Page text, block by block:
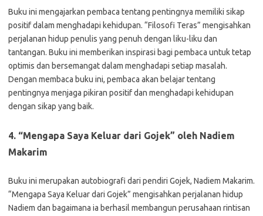
Buku ini mengajarkan pembaca tentang pentingnya memiliki sikap
positif dalam menghadapi kehidupan. “Filosofi Teras” mengisahkan
perjalanan hidup penulis yang penuh dengan liku-liku dan
tantangan. Buku ini memberikan inspirasi bagi pembaca untuk tetap
optimis dan bersemangat dalam menghadapi setiap masalah.
Dengan membaca buku ini, pembaca akan belajar tentang
pentingnya menjaga pikiran positif dan menghadapi kehidupan
dengan sikap yang baik.
4. “Mengapa Saya Keluar dari Gojek” oleh Nadiem
Makarim
Buku ini merupakan autobiografi dari pendiri Gojek, Nadiem Makarim.
“Mengapa Saya Keluar dari Gojek” mengisahkan perjalanan hidup
Nadiem dan bagaimana ia berhasil membangun perusahaan rintisan